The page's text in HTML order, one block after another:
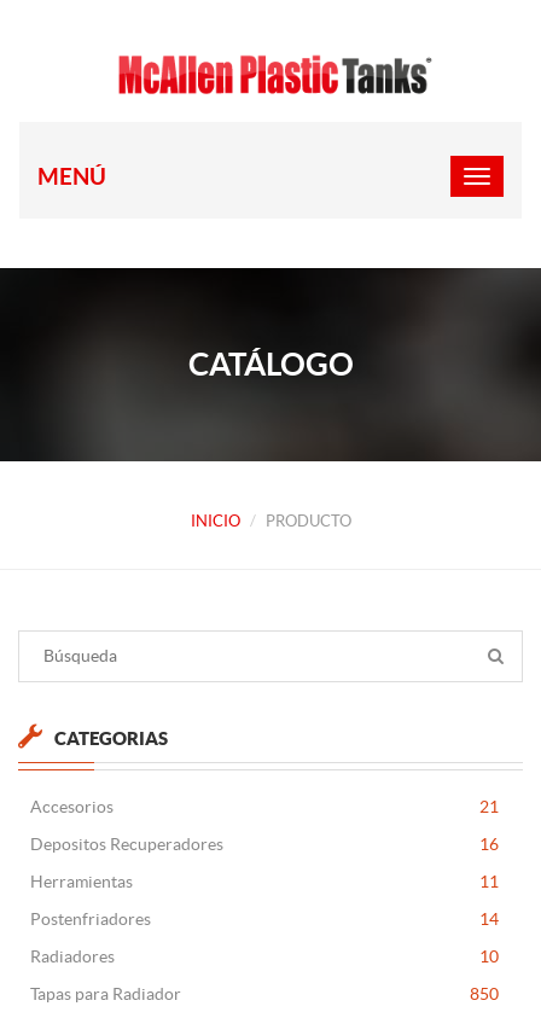
MENÚ
CATÁLOGO
INICIO PRODUCTO
CATEGORIAS
Accesorios
21
Depositos Recuperadores
16
Herramientas
11
Postenfriadores
14
Radiadores
10
Tapas para Radiador
850